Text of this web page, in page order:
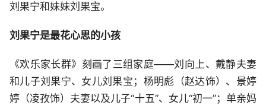
刘果宁和妹妹刘果宝。
刘果宁是最花心思的小孩
《欢乐家长群》刻画了三组家庭——刘向上、戴静夫妻
和儿子刘果宁、女儿刘果宝；杨明彪（赵达饰）、景婷
婷（凌孜饰）夫妻以及儿子“十五”、女儿“初一”；单亲妈